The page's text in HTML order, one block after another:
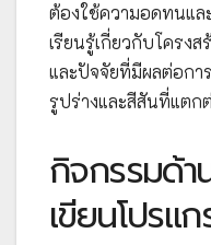
ต้องใช้ความอดทนแล
เรียนรู้เกี่ยวกับโครง
และปัจจัยที่มีผลต่อกา
รูปร่างและสีสันที่แตก
กิจกรรมด้า
เขียนโปรแ